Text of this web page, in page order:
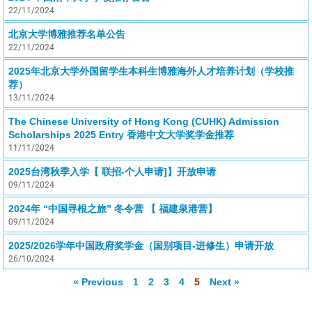
22/11/2024
北京大学博雅推荐名单公告
22/11/2024
2025年北京大学外国留学生本科生博雅海外人才培养计划（学校推
荐）
13/11/2024
The Chinese University of Hong Kong (CUHK) Admission
Scholarships 2025 Entry 香港中文大学奖学金推荐
11/11/2024
2025台湾秋季入学【 联招-个人申请]】开放申请
09/11/2024
2024年 “中国寻根之旅” 冬令营 【 福建泉港营】
09/11/2024
2025/2026学年中国政府奖学金（国别项目-进修生）申请开放
26/10/2024
« Previous 1 2 3 4 5 Next »